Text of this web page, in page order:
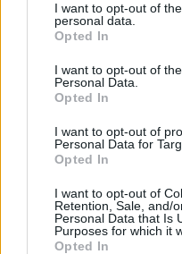
I want to opt-out of
personal data.
Opted In
I want to opt-out of
Personal Data.
Opted In
I want to opt-out of
Personal Data for
Opted In
I want to opt-out of
Retention, Sale, and/
Personal Data that Is
Purposes for which it
Opted In